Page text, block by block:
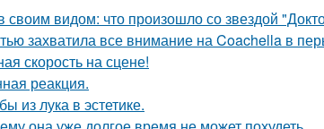
видом: что произошло со звездой
захватила все внимание на Coachella в
скорость на сцене!
реакция.
из лука в эстетике.